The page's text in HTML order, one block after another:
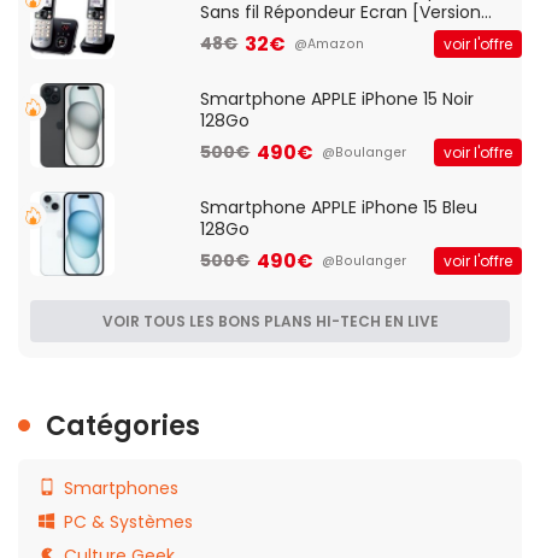
Sans fil Répondeur Ecran [Version
Française]
48€ 32€ @Amazon voir l'offre
Smartphone APPLE iPhone 15 Noir
128Go
500€ 490€ @Boulanger voir l'offre
Smartphone APPLE iPhone 15 Bleu
128Go
500€ 490€ @Boulanger voir l'offre
VOIR TOUS LES BONS PLANS HI-TECH EN LIVE
Catégories
Smartphones
PC & Systèmes